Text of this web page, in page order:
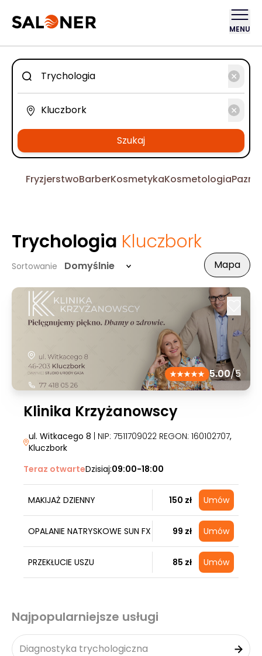
MENU
Szukaj
FryzjerstwoBarberKosmetykaKosmetologia
Trychologia Kluczbork
Sortowanie Domyślnie Mapa
5.00/5
Klinika Krzyżanowscy
ul. Witkacego 8 | NIP: 7511709022 REGON: 160102707,
Kluczbork
Teraz otwarteDzisiaj:09:00-18:00
MAKIJAŻ DZIENNY 150 zł Umów
OPALANIE NATRYSKOWE SUN FX 99 zł Umów
PRZEKŁUCIE USZU 85 zł Umów
Najpopularniejsze usługi
Diagnostyka trychologiczna